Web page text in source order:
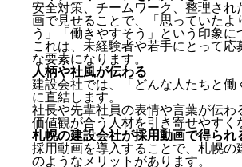
安全対策、チームワーク、整理され
画で見せることで、「思っていたよ
う」「働きやすそう」という印象に
これは、未経験者や若手にとって応
な要素になります。
人柄や社風が伝わる
建設会社では、「どんな人たちと働
に直結します。
社長や先輩社員の表情や言葉が伝わ
価値観が合う人材を引き寄せやすく
札幌の建設会社が採用動画で得られ
採用動画を導入することで、札幌の
のようなメリットがあります。